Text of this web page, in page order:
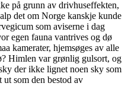
på grunn av drivhuseffekten,
det om Norge kanskje kunde
som aviserne i dag
egen fauna vantrives og dø
kamerater, hjemsøges av alle
Himlen var grønlig gulsort, og
der ikke lignet noen sky som
som den bestod av